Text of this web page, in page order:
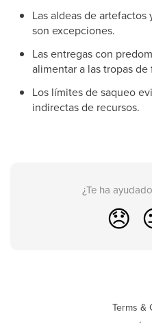
Las aldeas de
son excepciones.
Las entregas con
alimentar a las tropas de
Los límites de saqueo
indirectas de recursos.
¿Te ha
😞
Terms &